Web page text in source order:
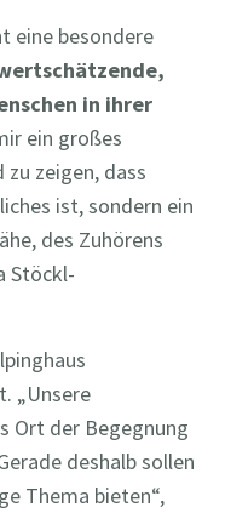
eine besondere
in ihrer
ein großes
zu zeigen, dass
ist, sondern ein
des Zuhörens
Stöckl-
„Unsere
Ort der Begegnung
deshalb sollen
Thema bieten“,